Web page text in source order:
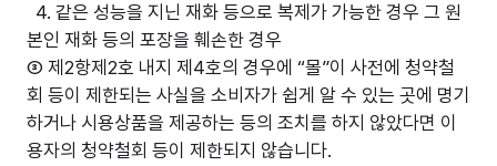
4. 같은 성능을 지닌 재화 등으로 복제가 가능한 경우 그 원
본인 재화 등의 포장을 훼손한 경우
③ 제2항제2호 내지 제4호의 경우에 “몰”이 사전에 청약철
회 등이 제한되는 사실을 소비자가 쉽게 알 수 있는 곳에 명기
하거나 시용상품을 제공하는 등의 조치를 하지 않았다면 이
용자의 청약철회 등이 제한되지 않습니다.